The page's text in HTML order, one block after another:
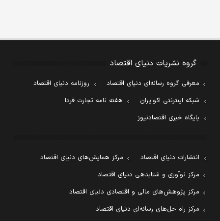
گروه نشریات دنیای اقتصاد
معرفی گروه رسانه‌ای دنیای اقتصاد
روزنامه دنیای اقتصاد
شبکه اینترنتی اکوایران
هفته نامه تجارت فردا
پایگاه خبری اقتصادنیوز
انتشارات دنیای اقتصاد
مرکز همایش‌های دنیای اقتصاد
مرکز نوآوری و شتابدهی دنیای اقتصاد
مرکز پژوهش‌های مالی و اقتصادی دنیای اقتصاد
مرکز راه حل‌های رسانه‌ای دنیای اقتصاد